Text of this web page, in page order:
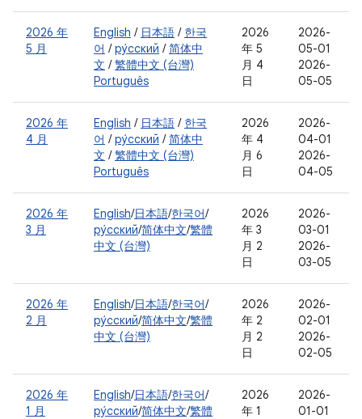
2026 年
5 月
English / 日本語 / 한국
어 /ру́сский /简体中
文 /繁體中文 (台灣)
Português
2026
年 5
月 4
日
2026-
05-01
2026-
05-05
2026 年
4 月
English / 日本語 / 한국
어 /ру́сский /简体中
文 /繁體中文 (台灣)
Português
2026
年 4
月 6
日
2026-
04-01
2026-
04-05
2026 年
3 月
English/日本語/한국어/
ру́сский/简体中文/繁體
中文 (台灣)
2026
年 3
月 2
日
2026-
03-01
2026-
03-05
2026 年
2 月
English/日本語/한국어/
ру́сский/简体中文/繁體
中文 (台灣)
2026
年 2
月 2
日
2026-
02-01
2026-
02-05
2026 年
1 月
English/日本語/한국어/
ру́сский/简体中文/繁體
2026
年 1
2026-
01-01